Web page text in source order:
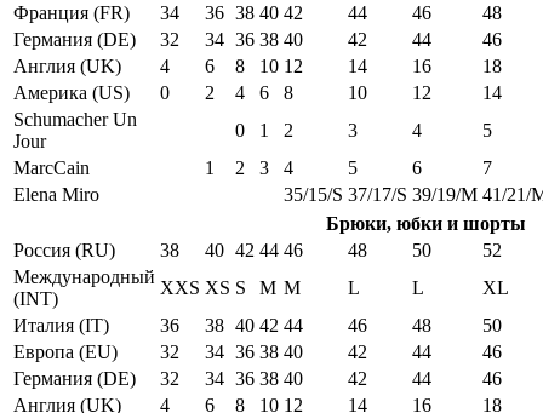
Франция (FR)
34 36 38 40 42 44 46
48
Германия (DE)
32 34 36 38 40 42 44
46
Англия (UK)
4 6 8 10 12 14 16
18
Америка (US)
0 2 4 6 8 10 12
14
Schumacher Un
Jour
0 1 2 3 4
5
MarcCain
1 2 3 4 5 6
7
Elena Miro
35/15/S 37/17/S 39/19/M 41/21/
Брюки, юбки и шорты
Россия (RU)
38 40 42 44 46 48 50
52
Международный
(INT)
XXS XS S M M L L
XL
Италия (IT)
36 38 40 42 44 46 48
50
Европа (EU)
32 34 36 38 40 42 44
46
Германия (DE)
32 34 36 38 40 42 44
46
Англия (UK)
4 6 8 10 12 14 16 18